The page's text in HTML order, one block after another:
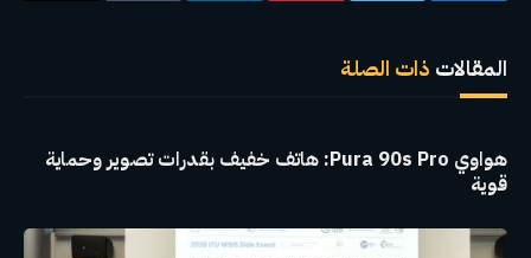
المقالات ذات الصلة
هواوي Pura 90s Pro: هاتف خفيف بقدرات تصوير وحماية
قوية